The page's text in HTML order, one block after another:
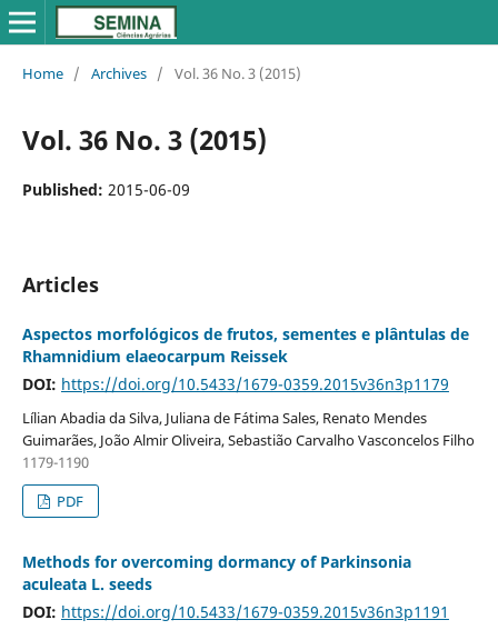
Home / Archives / Vol. 36 No. 3 (2015)
Vol. 36 No. 3 (2015)
Published: 2015-06-09
Articles
Aspectos morfológicos de frutos, sementes e plântulas de
Rhamnidium elaeocarpum Reissek
DOI: https://doi.org/10.5433/1679-0359.2015v36n3p1179
Lílian Abadia da Silva, Juliana de Fátima Sales, Renato Mendes
Guimarães, João Almir Oliveira, Sebastião Carvalho Vasconcelos Filho
1179-1190
PDF
Methods for overcoming dormancy of Parkinsonia
aculeata L. seeds
DOI: https://doi.org/10.5433/1679-0359.2015v36n3p1191